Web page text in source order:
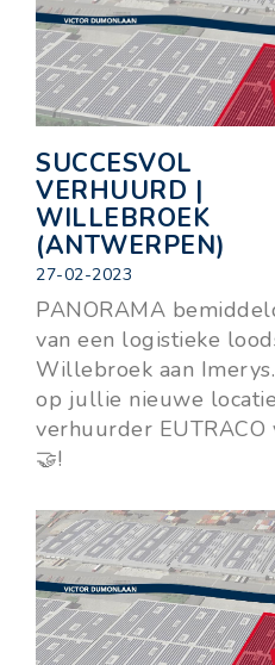
SUCCESVOL
VERHUURD |
WILLEBROEK
(ANTWERPEN)
27-02-2023
PANORAMA
van een logistieke
Willebroek aan
op jullie nieuwe
verhuurder
🤝!